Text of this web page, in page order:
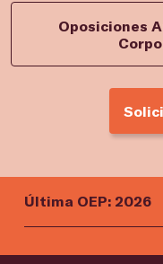
Oposiciones
Última OEP: 2026